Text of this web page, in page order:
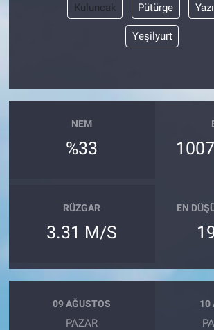
Kuluncak Pütürge
Yeşilyurt
NEM
%33
RÜZGAR
3.31 M/S
EN
09 AĞUSTOS
PAZAR
10